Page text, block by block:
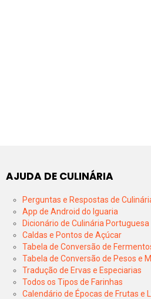
AJUDA DE CULINÁRIA
Perguntas e Respostas de
App de Android do Iguaria
Dicionário de Culinária Portuguesa
Caldas e Pontos de Açúcar
Tabela de Conversão de
Tabela de Conversão de Pesos e
Tradução de Ervas e Especiarias
Todos os Tipos de Farinhas
Calendário de Épocas de Frutas e